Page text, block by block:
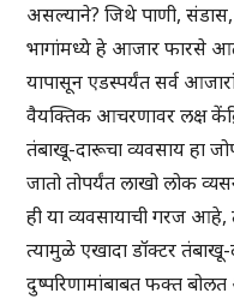
असल्याने? जिथे पाणी,
भागांमध्ये हे आजार फारसे
यापासून एडस्पर्यंत सर्व
वैयक्तिक आचरणावर लक्ष
तंबाखू-दारूचा व्यवसाय हा
जातो तोपर्यंत लाखो लोक
ही या व्यवसायाची गरज
त्यामुळे एखादा डॉक्टर तंबाखू-
दुष्परिणामांबाबत फक्त